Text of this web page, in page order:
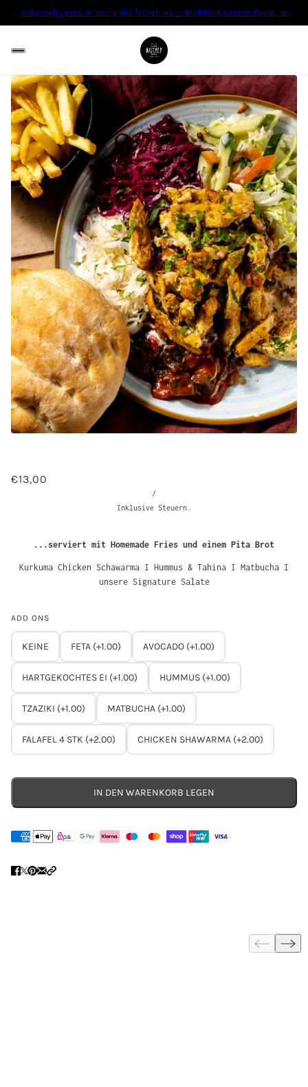
🥙Bestell jetzt & hol’s dir frisch ab – Middle Eastern Food, das
€13,00
/
Inklusive Steuern.
...serviert mit Homemade Fries und einem Pita Brot
Kurkuma Chicken Schawarma I Hummus & Tahina I Matbucha I
unsere Signature Salate
ADD ONS
KEINE FETA (+1.00) AVOCADO (+1.00)
HARTGEKOCHTES EI (+1.00) HUMMUS (+1.00)
TZAZIKI (+1.00) MATBUCHA (+1.00)
FALAFEL 4 STK (+2.00) CHICKEN SHAWARMA (+2.00)
IN DEN WARENKORB LEGEN